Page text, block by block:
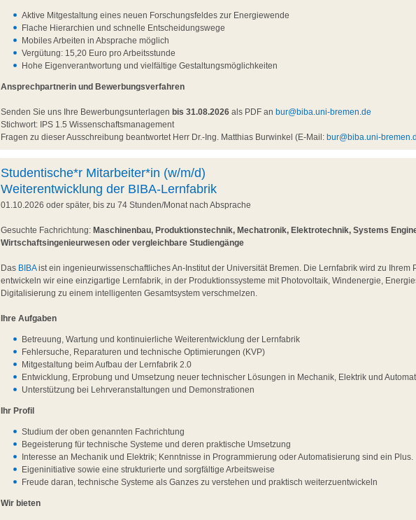
Aktive Mitgestaltung eines neuen Forschungsfeldes zur Energiewende
Flache Hierarchien und schnelle Entscheidungswege
Mobiles Arbeiten in Absprache möglich
Vergütung: 15,20 Euro pro Arbeitsstunde
Hohe Eigenverantwortung und vielfältige Gestaltungsmöglichkeiten
Ansprechpartnerin und Bewerbungsverfahren
Senden Sie uns Ihre Bewerbungsunterlagenbis 31.08.2026 als PDF anbur@biba.uni-bremen.de
Stichwort: IPS 1.5 Wissenschaftsmanagement
Fragen zu dieser Ausschreibung beantwortet Herr Dr.-Ing. Matthias Burwinkel (E-Mail:bur@biba.uni-
Studentische*r Mitarbeiter*in (w/m/d)
Weiterentwicklung der BIBA-Lernfabrik
01.10.2026 oder später, bis zu 74 Stunden/Monat nach Absprache
Gesuchte Fachrichtung: Maschinenbau, Produktionstechnik, Mechatronik, Elektrotechnik, Systems
Wirtschaftsingenieurwesen oder vergleichbare Studiengänge
Das BIBAist ein ingenieurwissenschaftliches An-Institut der Universität Bremen. Die Lernfabrik wird zu Ihrem
entwickeln wir eine einzigartige Lernfabrik, in der Produktionssysteme mit Photovoltaik, Windenergie,
Digitalisierung zu einem intelligenten Gesamtsystem verschmelzen.
Ihre Aufgaben
Betreuung, Wartung und kontinuierliche Weiterentwicklung der Lernfabrik
Fehlersuche, Reparaturen und technische Optimierungen (KVP)
Mitgestaltung beim Aufbau der Lernfabrik 2.0
Entwicklung, Erprobung und Umsetzung neuer technischer Lösungen in Mechanik, Elektrik und
Unterstützung bei Lehrveranstaltungen und Demonstrationen
Ihr Profil
Studium der oben genannten Fachrichtung
Begeisterung für technische Systeme und deren praktische Umsetzung
Interesse an Mechanik und Elektrik; Kenntnisse in Programmierung oder Automatisierung sind ein Plus.
Eigeninitiative sowie eine strukturierte und sorgfältige Arbeitsweise
Freude daran, technische Systeme als Ganzes zu verstehen und praktisch weiterzuentwickeln
Wir bieten